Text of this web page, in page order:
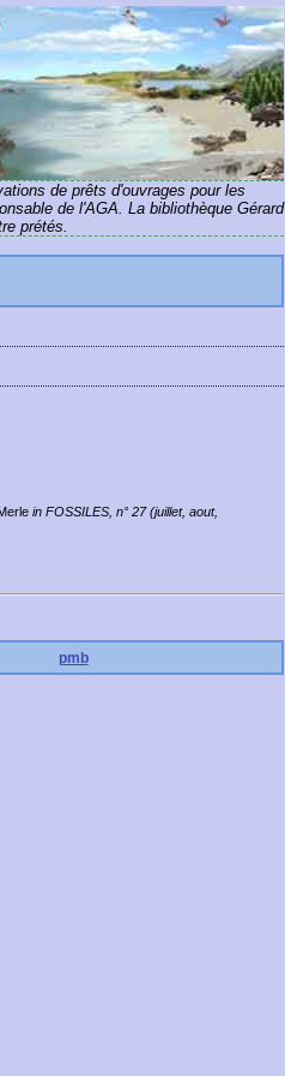
de prêts d'ouvrages pour les
de l'AGA. La bibliothèque Gérard
prétés.
in FOSSILES, n° 27 (juillet, aout,
pmb